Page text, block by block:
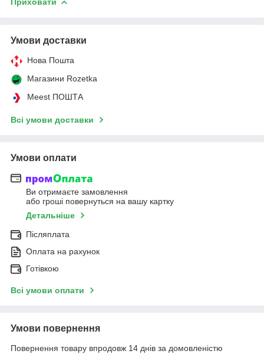
Умови доставки
Нова Пошта
Магазини Rozetka
Meest ПОШТА
Всі умови доставки
Умови оплати
Ви отримаєте замовлення
або гроші повернуться на вашу картку
Детальніше
Післяплата
Оплата на рахунок
Готівкою
Всі умови оплати
Умови повернення
Повернення товару впродовж 14 днів за домовленістю